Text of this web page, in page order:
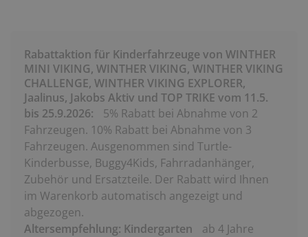
Rabattaktion für Kinderfahrzeuge von WINTHER
MINI VIKING, WINTHER VIKING, WINTHER VIKING
CHALLENGE, WINTHER VIKING EXPLORER,
Jaalinus, Jakobs Aktiv und TOP TRIKE vom 11.5.
bis 25.9.2026:
5% Rabatt bei Abnahme von 2
Fahrzeugen. 10% Rabatt bei Abnahme von 3
Fahrzeugen. Ausgenommen sind Turtle-
Kinderbusse, Buggy4Kids, Fahrradanhänger,
Zubehör und Ersatzteile. Der Rabatt wird Ihnen
im Warenkorb automatisch angezeigt und
abgezogen.
Altersempfehlung: Kindergarten
ab 4 Jahre